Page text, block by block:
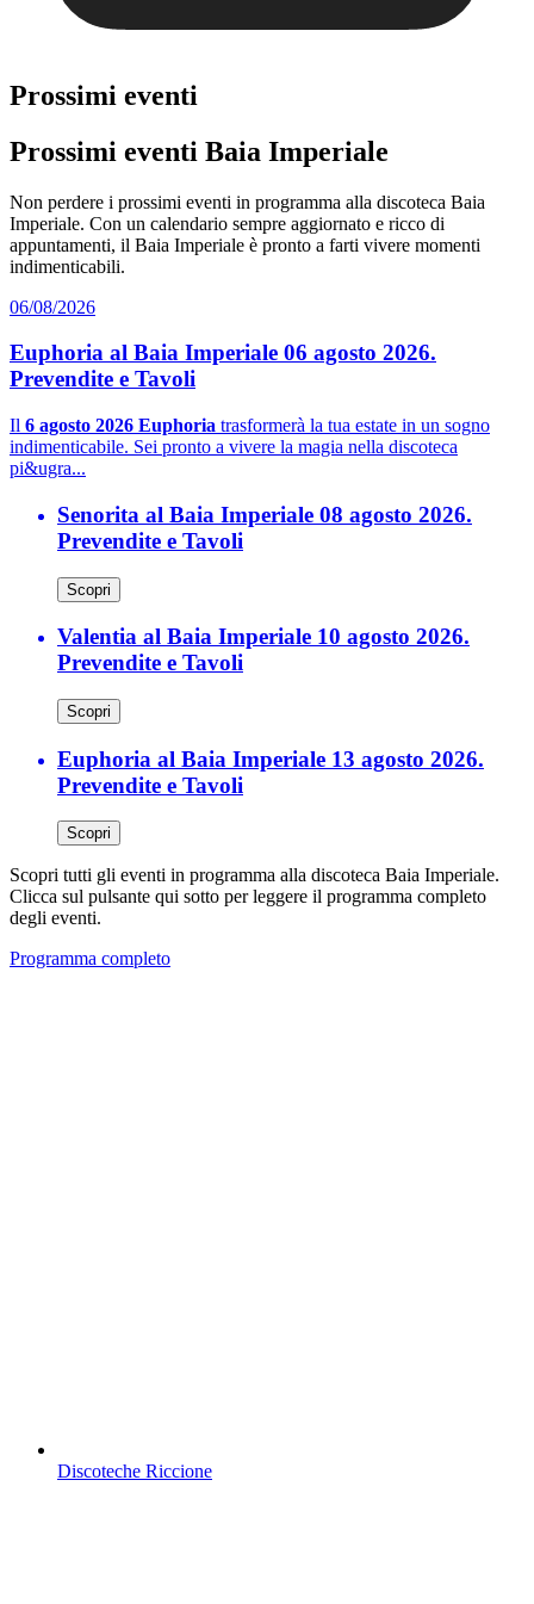
Prossimi eventi
Prossimi eventi Baia Imperiale
Non perdere i prossimi eventi in programma alla discoteca Baia
Imperiale. Con un calendario sempre aggiornato e ricco di
appuntamenti, il Baia Imperiale è pronto a farti vivere momenti
indimenticabili.
06/08/2026
Euphoria al Baia Imperiale 06 agosto 2026.
Prevendite e Tavoli
Il 6 agosto 2026 Euphoria trasformerà la tua estate in un sogno
indimenticabile. Sei pronto a vivere la magia nella discoteca
pi&ugra...
Senorita al Baia Imperiale 08 agosto 2026.
Prevendite e Tavoli
Scopri
Valentia al Baia Imperiale 10 agosto 2026.
Prevendite e Tavoli
Scopri
Euphoria al Baia Imperiale 13 agosto 2026.
Prevendite e Tavoli
Scopri
Scopri tutti gli eventi in programma alla discoteca Baia Imperiale.
Clicca sul pulsante qui sotto per leggere il programma completo
degli eventi.
Programma completo
Discoteche Riccione